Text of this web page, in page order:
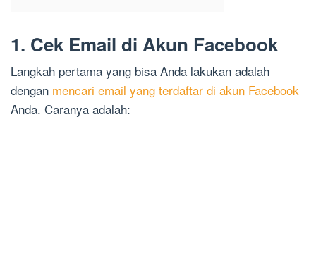
1. Cek Email di Akun Facebook
Langkah pertama yang bisa Anda lakukan adalah
dengan mencari email yang terdaftar di akun Facebook
Anda. Caranya adalah: